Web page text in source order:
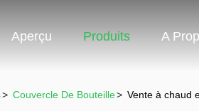
Aperçu Produits A
> Couvercle De Bouteille> Vente à chaud